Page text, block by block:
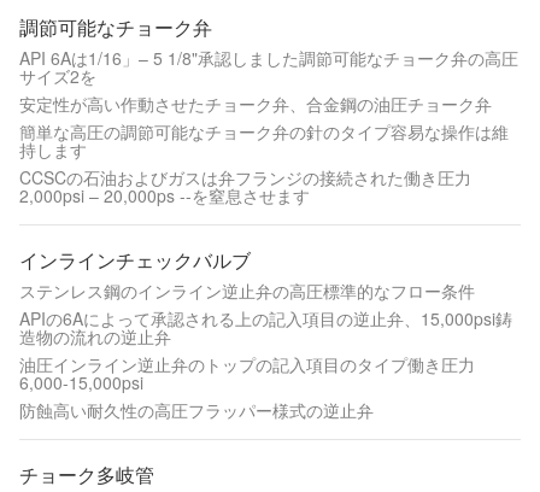
調節可能なチョーク弁
API 6Aは1/16」– 5 1/8"承認しました調節可能なチョーク弁の高圧
サイズ2を
安定性が高い作動させたチョーク弁、合金鋼の油圧チョーク弁
簡単な高圧の調節可能なチョーク弁の針のタイプ容易な操作は維
持します
CCSCの石油およびガスは弁フランジの接続された働き圧力
2,000psi – 20,000ps --を窒息させます
インラインチェックバルブ
ステンレス鋼のインライン逆止弁の高圧標準的なフロー条件
APIの6Aによって承認される上の記入項目の逆止弁、15,000psi鋳
造物の流れの逆止弁
油圧インライン逆止弁のトップの記入項目のタイプ働き圧力
6,000-15,000psi
防蝕高い耐久性の高圧フラッパー様式の逆止弁
チョーク多岐管